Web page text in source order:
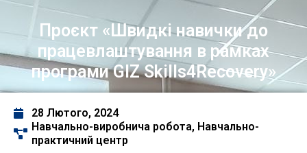
Проєкт «Швидкі навички до
працевлаштування в рамках
програми GIZ Skills4Recovery»
28 Лютого, 2024
Навчально-виробнича робота, Навчально-
практичний центр